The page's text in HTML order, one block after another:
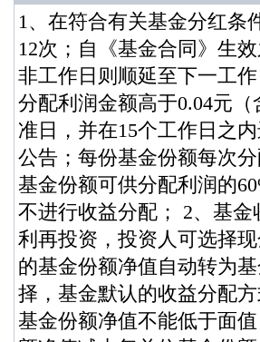
1、在符合有关基金分红条
12次；自《基金合同》生
非工作日则顺延至下一工
分配利润金额高于0.04元
准日，并在15个工作日之
公告；每份基金份额每次
基金份额可供分配利润的
不进行收益分配； 2、基
利再投资，投资人可选择
的基金份额净值自动转为
择，基金默认的收益分配
基金份额净值不能低于面